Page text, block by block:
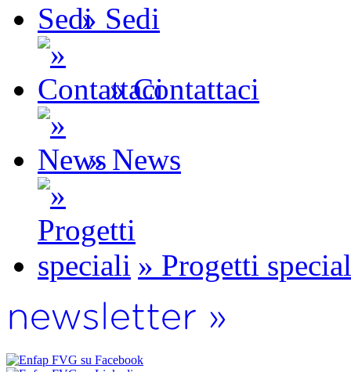
» Sedi
» Contattaci
» News
» Progetti